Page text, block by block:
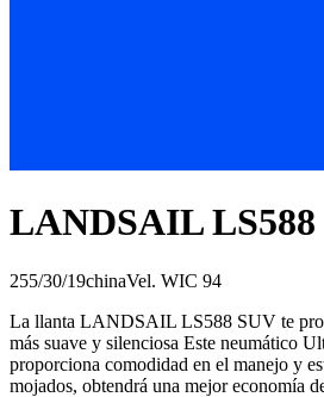
LANDSAIL LS588
255/30/19chinaVel. WIC 94
La llanta LANDSAIL LS588 SUV te
más suave y silenciosa Este neumático
proporciona comodidad en el manejo y
mojados, obtendrá una mejor economía